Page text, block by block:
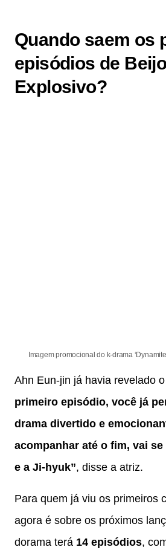
Quando saem os
episódios de
Explosivo?
Imagem promocional do k-drama
Ahn Eun-jin já havia revelado
primeiro episódio, você já
drama divertido e
acompanhar até o fim, vai se
e a Ji-hyuk”, disse a atriz.
Para quem já viu os primeiros
agora é sobre os próximos
dorama terá 14 episódios,